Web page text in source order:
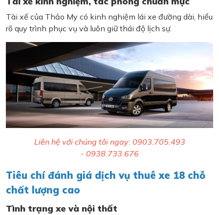
Tài xế của Thảo My có kinh nghiệm lái xe đường dài, hiểu
rõ quy trình phục vụ và luôn giữ thái độ lịch sự.
Liên hệ với chúng tôi ngay: 0903.705.493
- 0938.733.676
Tiêu chí đánh giá dịch vụ thuê xe 18 chỗ
chất lượng cao
Tình trạng xe và nội thất